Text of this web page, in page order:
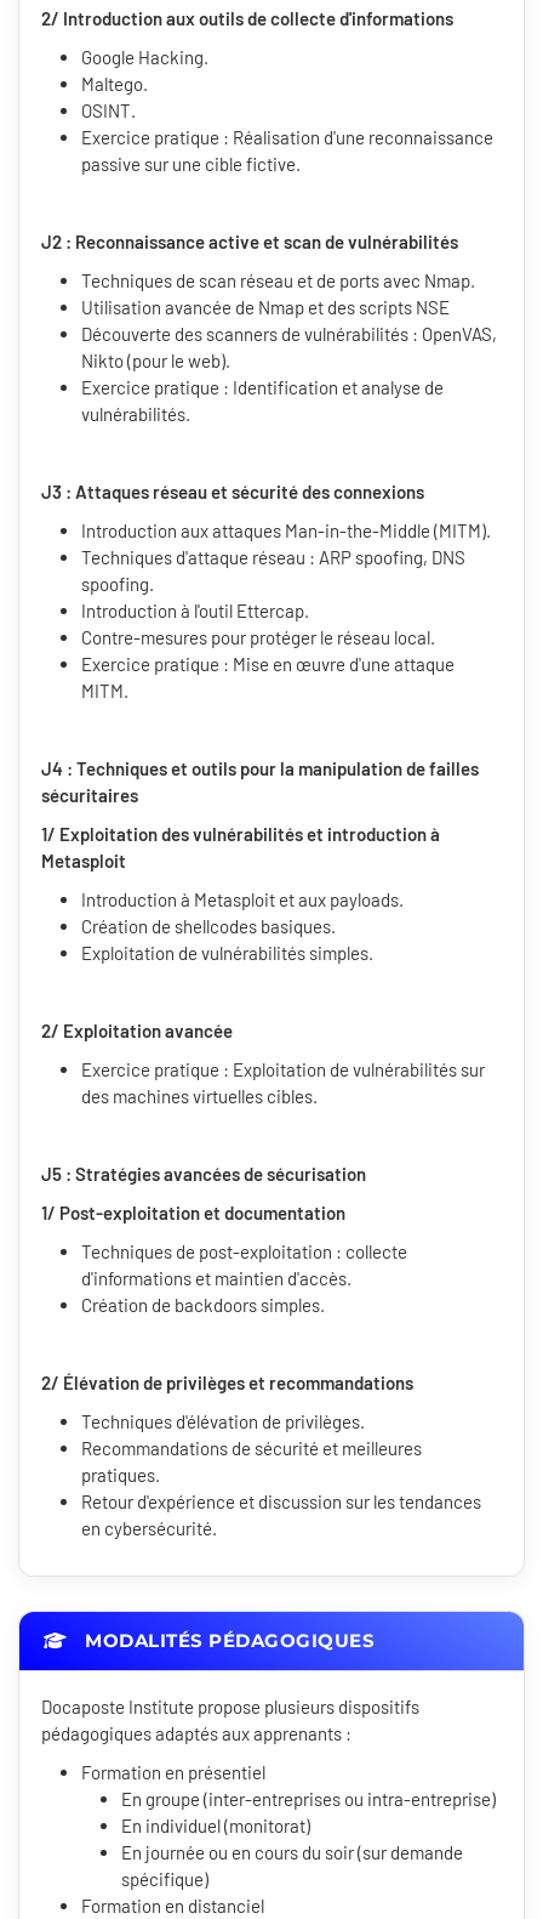
2/ Introduction aux outils de collecte d'informations
Google Hacking.
Maltego.
OSINT.
Exercice pratique : Réalisation d'une reconnaissance
passive sur une cible fictive.
J2 : Reconnaissance active et scan de vulnérabilités
Techniques de scan réseau et de ports avec Nmap.
Utilisation avancée de Nmap et des scripts NSE
Découverte des scanners de vulnérabilités : OpenVAS,
Nikto (pour le web).
Exercice pratique : Identification et analyse de
vulnérabilités.
J3 : Attaques réseau et sécurité des connexions
Introduction aux attaques Man-in-the-Middle (MITM).
Techniques d'attaque réseau : ARP spoofing, DNS
spoofing.
Introduction à l'outil Ettercap.
Contre-mesures pour protéger le réseau local.
Exercice pratique : Mise en œuvre d'une attaque
MITM.
J4 : Techniques et outils pour la manipulation de failles
sécuritaires
1/ Exploitation des vulnérabilités et introduction à
Metasploit
Introduction à Metasploit et aux payloads.
Création de shellcodes basiques.
Exploitation de vulnérabilités simples.
2/ Exploitation avancée
Exercice pratique : Exploitation de vulnérabilités sur
des machines virtuelles cibles.
J5 : Stratégies avancées de sécurisation
1/ Post-exploitation et documentation
Techniques de post-exploitation : collecte
d'informations et maintien d'accès.
Création de backdoors simples.
2/ Élévation de privilèges et recommandations
Techniques d'élévation de privilèges.
Recommandations de sécurité et meilleures
pratiques.
Retour d'expérience et discussion sur les tendances
en cybersécurité.
MODALITÉS PÉDAGOGIQUES
Docaposte Institute propose plusieurs dispositifs
pédagogiques adaptés aux apprenants :
Formation en présentiel
En groupe (inter-entreprises ou intra-entreprise)
En individuel (monitorat)
En journée ou en cours du soir (sur demande
spécifique)
Formation en distanciel